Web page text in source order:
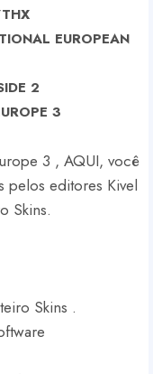
EUROPEAN
2
3
3 , AQUI, você
pelos editores Kivel
Skins.
Skins .